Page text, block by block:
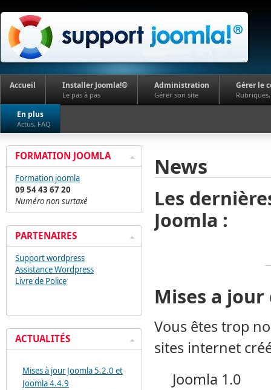
Accueil Installer Joomla!®
Le pas à pas
Administration
Gérer son site
Gérer le
En plus
Actus, FAQ
News
Les
Joomla :
Mises a
Vous êtes trop
sites internet
Joomla 1.0
FORMATION JOOMLA
Formation joomla
09 54 43 67 20
Numéro non surtaxé
PARTENAIRES
Support wordpress
Assistance Wordpress
Livre de Police
ACTUALITÉS
Mises à jour Joomla 5.2.0 et
Joomla 4.4.9